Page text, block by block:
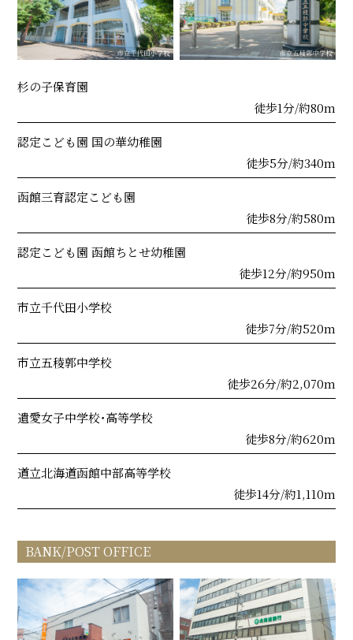
杉の子保育園
徒歩1分/約80m
認定こども園 国の華幼稚園
徒歩5分/約340m
函館三育認定こども園
徒歩8分/約580m
認定こども園 函館ちとせ幼稚園
徒歩12分/約950m
市立千代田小学校
徒歩7分/約520m
市立五稜郭中学校
徒歩26分/約2,070m
遺愛女子中学校・高等学校
徒歩8分/約620m
道立北海道函館中部高等学校
徒歩14分/約1,110m
BANK/POST OFFICE